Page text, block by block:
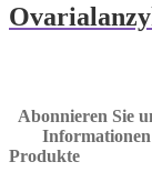
Abonnieren Sie
Produkte